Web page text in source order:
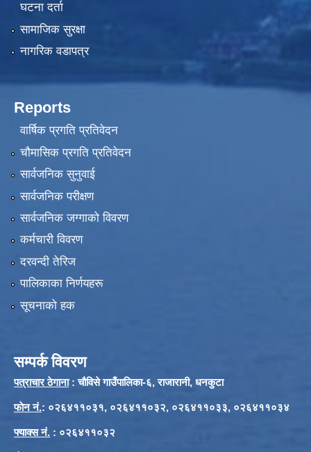
घटना दर्ता
सामाजिक सुरक्षा
नागरिक वडापत्र
Reports
वार्षिक प्रगति प्रतिवेदन
चौमासिक प्रगति प्रतिवेदन
सार्वजनिक सुनुवाई
सार्वजनिक परीक्षण
सार्वजनिक जग्गाको विवरण
कर्मचारी विवरण
दरवन्दी तेरिज
पालिकाका निर्णयहरू
सूचनाको हक
सम्पर्क विवरण
पत्राचार ठेगाना: चौविसे गाउँपालिका-६, राजारानी, धनकुटा
फाेन नं.: ०२६४११०३१, ०२६४११०३२, ०२६४११०३३, ०२६४११०३४
फ्याक्स नं. : ०२६४११०३२